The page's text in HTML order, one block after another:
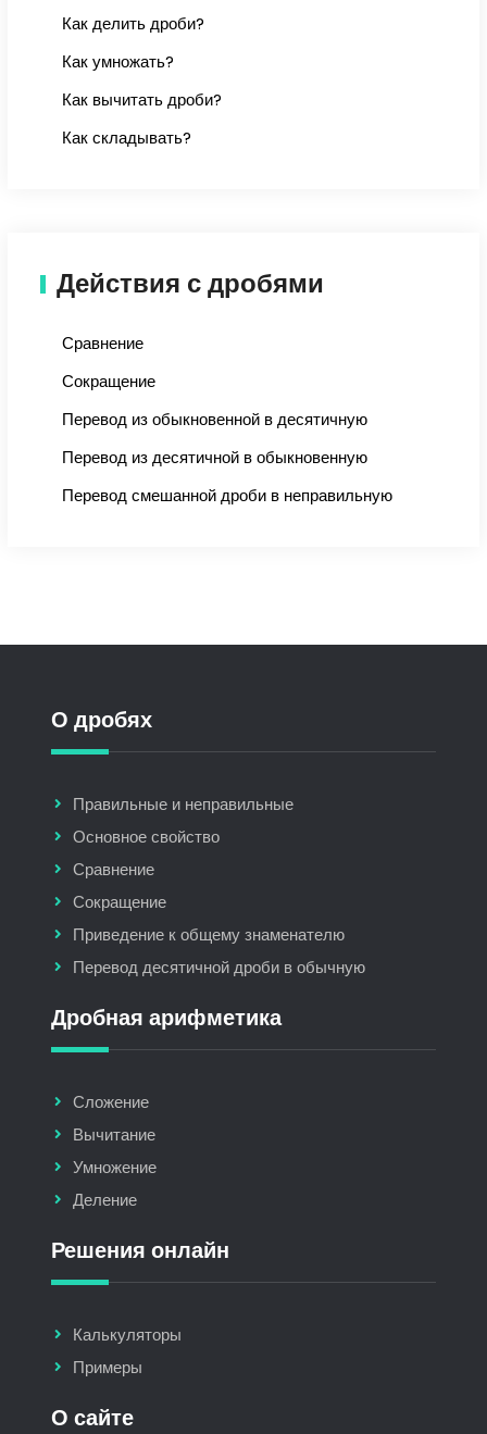
Как делить дроби?
Как умножать?
Как вычитать дроби?
Как складывать?
Действия с дробями
Сравнение
Сокращение
Перевод из обыкновенной в десятичную
Перевод из десятичной в обыкновенную
Перевод смешанной дроби в неправильную
О дробях
Правильные и неправильные
Основное свойство
Сравнение
Сокращение
Приведение к общему знаменателю
Перевод десятичной дроби в обычную
Дробная арифметика
Сложение
Вычитание
Умножение
Деление
Решения онлайн
Калькуляторы
Примеры
О сайте